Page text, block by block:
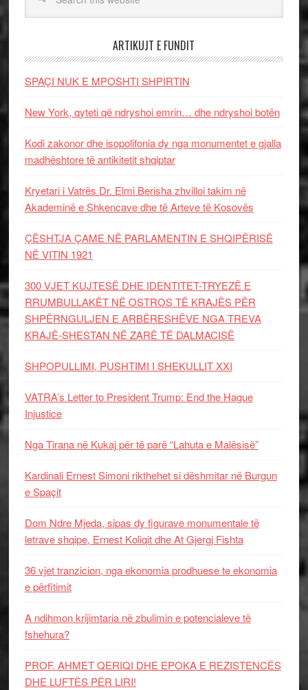
ARTIKUJT E FUNDIT
SPAÇI NUK E MPOSHTI SHPIRTIN
New York, qyteti që ndryshoi emrin… dhe ndryshoi botën
Kodi zakonor dhe isopolifonia dy nga monumentet e gjalla
madhështore të antikitetit shqiptar
Kryetari i Vatrës Dr. Elmi Berisha zhvilloi takim në
Akademinë e Shkencave dhe të Arteve të Kosovës
ÇËSHTJA ÇAME NË PARLAMENTIN E SHQIPËRISË
NË VITIN 1921
300 VJET KUJTESË DHE IDENTITET-TRYEZË E
RRUMBULLAKËT NË OSTROS TË KRAJËS PËR
SHPËRNGULJEN E ARBËRESHËVE NGA TREVA
KRAJË-SHESTAN NË ZARË TË DALMACISË
SHPOPULLIMI, PUSHTIMI I SHEKULLIT XXI
VATRA’s Letter to President Trump: End the Hague
Injustice
Nga Tirana në Kukaj për të parë “Lahuta e Malësisë”
Kardinali Ernest Simoni rikthehet si dëshmitar në Burgun
e Spaçit
Dom Ndre Mjeda, sipas dy figurave monumentale të
letrave shqipe, Ernest Koliqit dhe At Gjergj Fishta
36 vjet tranzicion, nga ekonomia prodhuese te ekonomia
e përfitimit
A ndihmon krijimtaria në zbulimin e potencialeve të
fshehura?
PROF. AHMET QERIQI DHE EPOKA E REZISTENCЁS
DHE LUFTЁS PЁR LIRI!